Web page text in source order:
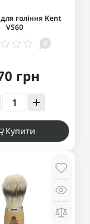
гоління Kent
VS60
0
грн
Купити